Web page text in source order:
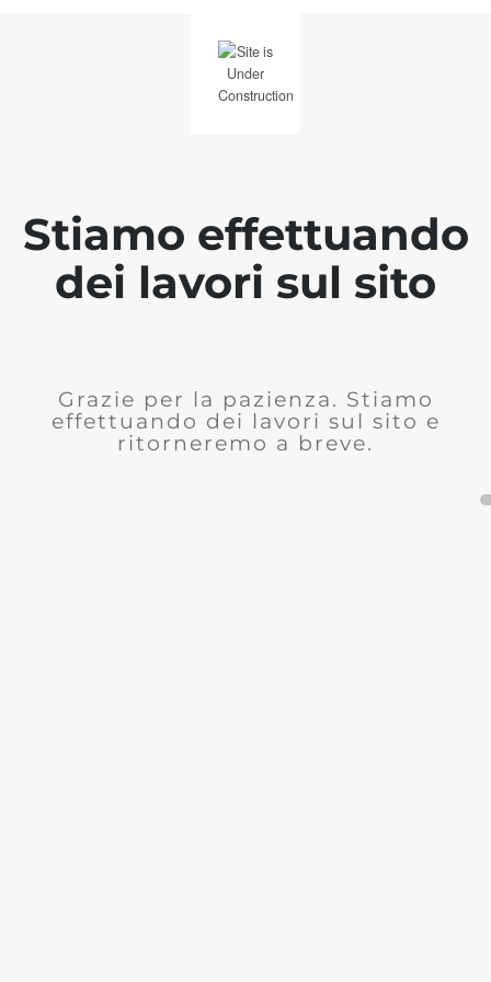
Stiamo effettuando
dei lavori sul sito
Grazie per la pazienza. Stiamo
effettuando dei lavori sul sito e
ritorneremo a breve.